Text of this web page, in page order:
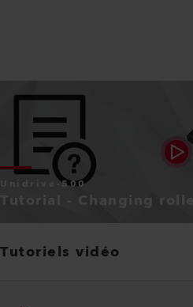
Unidrive-500
Tutorial - Changing roller
Tutoriels vidéo